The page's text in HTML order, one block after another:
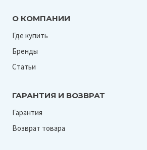
О КОМПАНИИ
Где купить
Бренды
Статьи
ГАРАНТИЯ И ВОЗВРАТ
Гарантия
Возврат товара